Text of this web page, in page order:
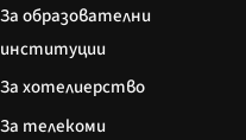
За образователни
институции
За хотелиерство
За телекоми